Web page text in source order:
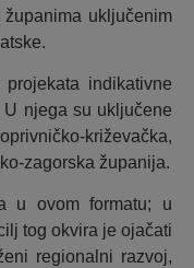
uključenim
indikativne
njega su uključene
križevačka,
zagorska županija.
u ovom formatu; u
tog okvira je ojačati
regionalni razvoj,